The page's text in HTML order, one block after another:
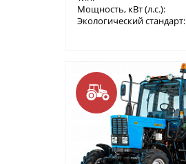
Мощность, кВт (л.с.):
Экологический стандарт: